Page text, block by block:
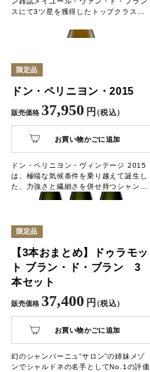
スにて3ツ星を獲得したトップクラスの
ク農法に尽力を注ぐ生産者による、綺麗
ください。
限定品
ドン・ペリニヨン・2015
販売価格 37,950 円（税込）
お買い物かごに追加
ドン・ペリニヨン・ヴィンテージ 2015
は、極端な気候条件を乗り越えて誕生し
た、力強さと繊細さを併せ持つシャンパ
ーニュです。カカオや柑橘、スパイスの
バランスを奏でます。豊かさと調和を追
求するドン・ペリニヨンの哲学が、泡の
ひと粒ひと粒に宿る1本です。
限定品
【3本おまとめ】ドゥラモッ
ト ブラン・ド・ブラン 3
本セット
販売価格 37,400 円（税込）
お買い物かごに追加
幻のシャンパーニュ”サロン”の姉妹メゾ
ンでシャルドネの名手としてNo.1の評価